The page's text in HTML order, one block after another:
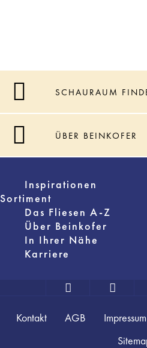
SCHAURAUM
ÜBER BEINKOFER
Inspirationen
Sortiment
Das Fliesen A-Z
Über Beinkofer
In Ihrer Nähe
Karriere
Kontakt AGB Impressum